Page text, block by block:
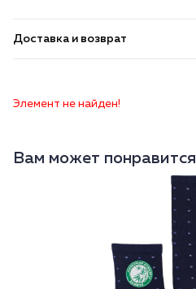
Доставка и возврат
Элемент не найден!
Вам может понравится